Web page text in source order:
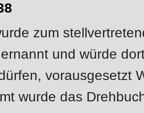
zum
und würde
vorausgesetzt
wurde das